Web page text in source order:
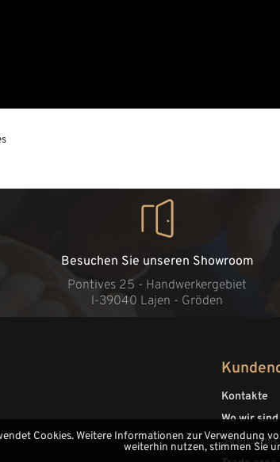
Besuchen Sie unseren Showroom
Pontives 25 - Handwerkergebiet
l-39040 Lajen - Gröden
Kontakte
Wo wir sind
Cookies. Weitere Informationen zur Verwendung
weiterhin nutzen, stimmen Sie